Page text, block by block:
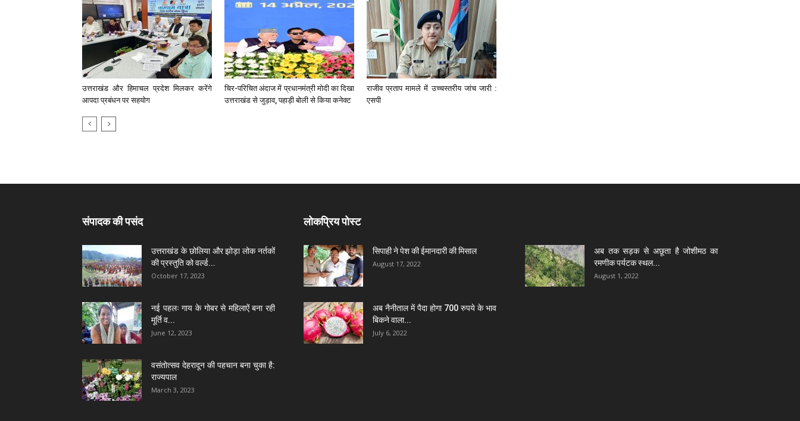
उत्तराखंड और हिमाचल प्रदेश मिलकर करेंगे
आपदा प्रबंधन पर सहयाेग
चिर-परिचित अंदाज में प्रधानमंत्री मोदी का दिखा
उत्तराखंड से जुड़ाव, पहाड़ी बोली से किया कनेक्ट
राजीव प्रताप मामले में उच्चस्तरीय जांच जारी :
एसपी
संपादक की पसंद
उत्तराखंड के छोलिया और झोड़ा लोक नर्तकों
की प्रस्तुति को वर्ल्ड...
October 17, 2023
नई पहलः गाय के गोबर से महिलाऐं बना रही
मूर्ति व...
June 12, 2023
वसंतोत्सव देहरादून की पहचान बना चुका है:
राज्यपाल
March 3, 2023
लोकप्रिय पोस्ट
सिपाही ने पेश की ईमानदारी की मिसाल
August 17, 2022
अब तक सड़क से अछूता है जोशीमठ का
रमणीक पर्यटक स्थल...
August 1, 2022
अब नैनीताल में पैदा होगा 700 रुपये के भाव
बिकने वाला...
July 6, 2022